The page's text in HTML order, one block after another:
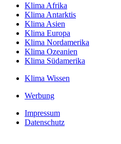
Klima Afrika
Klima Antarktis
Klima Asien
Klima Europa
Klima Nordamerika
Klima Ozeanien
Klima Südamerika
Klima Wissen
Werbung
Impressum
Datenschutz